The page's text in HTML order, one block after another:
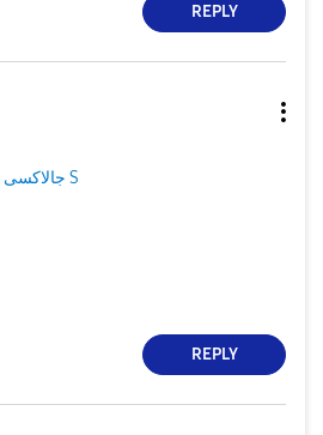
REPLY
جالاكسى S
REPLY